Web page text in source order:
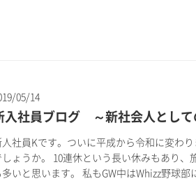
05/14
入社員ブログ ～新社会人として
社員Kです。ついに平成から令和に変わ
ょうか。 10連休という長い休みもあり、
いと思います。 私もGW中はWhizz野球